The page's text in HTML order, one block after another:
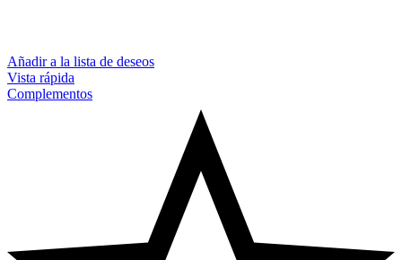
Añadir a la lista de deseos
Vista rápida
Complementos